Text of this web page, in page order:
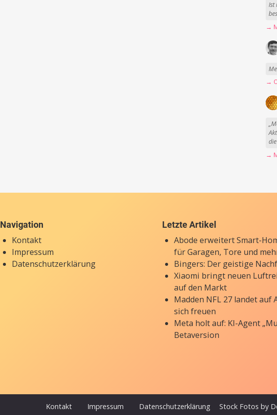
Ist
Navigation
Kontakt
Impressum
Datenschutzerklärung
Letzte Artikel
Abode erweitert Smart-
für Garagen, Tore und
Bingers: Der geistige
Xiaomi bringt neuen
auf den Markt
Madden NFL 27 landet auf
sich freuen
Meta holt auf: KI-Agent
Betaversion
Kontakt Impressum Datenschutzerklärung Stock Fotos by